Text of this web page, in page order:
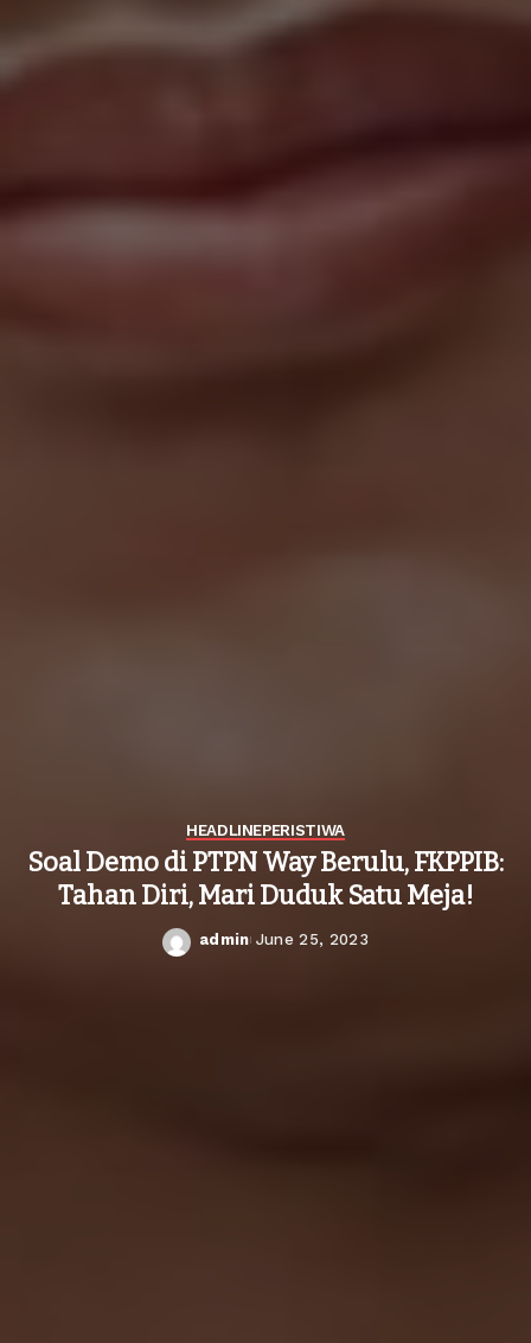
HEADLINEPERISTIWA
Soal Demo di PTPN Way Berulu, FKPPIB:
Tahan Diri, Mari Duduk Satu Meja!
Posted
admin June 25, 2023